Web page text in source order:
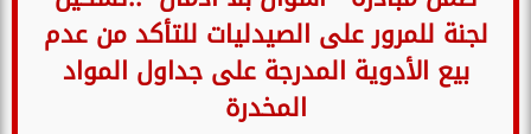
لجنة للمرور على الصيدليات للتأكد من عدم
بيع الأدوية المدرجة على جداول المواد
المخدرة